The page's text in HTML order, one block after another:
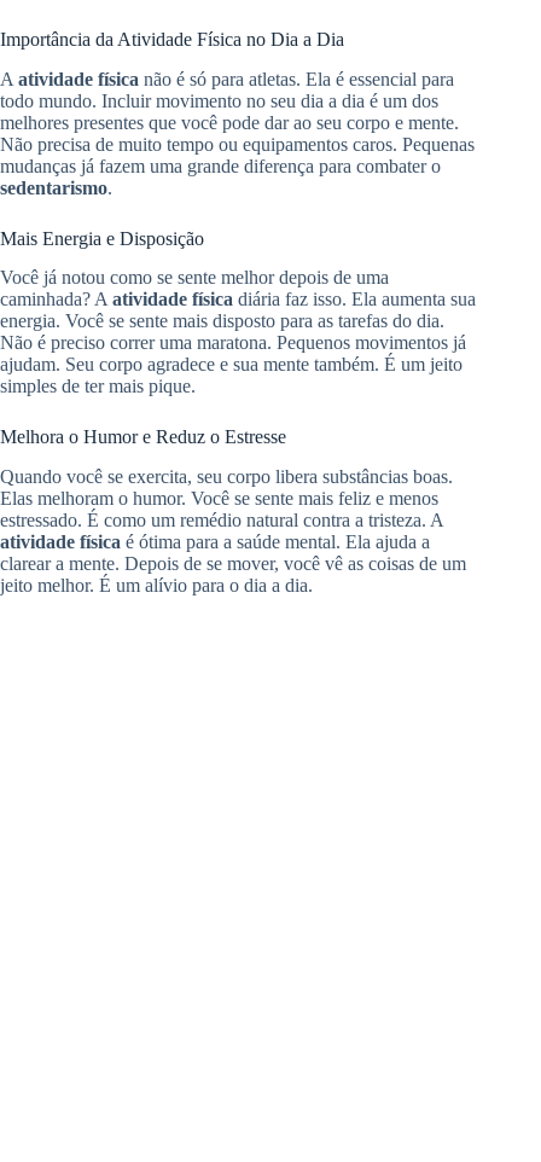
Importância da Atividade Física no Dia a Dia
A atividade física não é só para atletas. Ela é essencial para
todo mundo. Incluir movimento no seu dia a dia é um dos
melhores presentes que você pode dar ao seu corpo e mente.
Não precisa de muito tempo ou equipamentos caros. Pequenas
mudanças já fazem uma grande diferença para combater o
sedentarismo.
Mais Energia e Disposição
Você já notou como se sente melhor depois de uma
caminhada? A atividade física diária faz isso. Ela aumenta sua
energia. Você se sente mais disposto para as tarefas do dia.
Não é preciso correr uma maratona. Pequenos movimentos já
ajudam. Seu corpo agradece e sua mente também. É um jeito
simples de ter mais pique.
Melhora o Humor e Reduz o Estresse
Quando você se exercita, seu corpo libera substâncias boas.
Elas melhoram o humor. Você se sente mais feliz e menos
estressado. É como um remédio natural contra a tristeza. A
atividade física é ótima para a saúde mental. Ela ajuda a
clarear a mente. Depois de se mover, você vê as coisas de um
jeito melhor. É um alívio para o dia a dia.